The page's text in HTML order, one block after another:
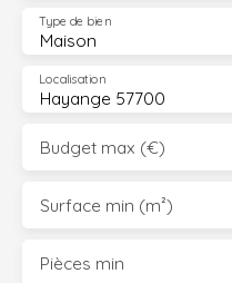
Maison
Type de bien
Hayange 57700
Localisation
Budget max (€)
Surface min (m²)
Pièces min